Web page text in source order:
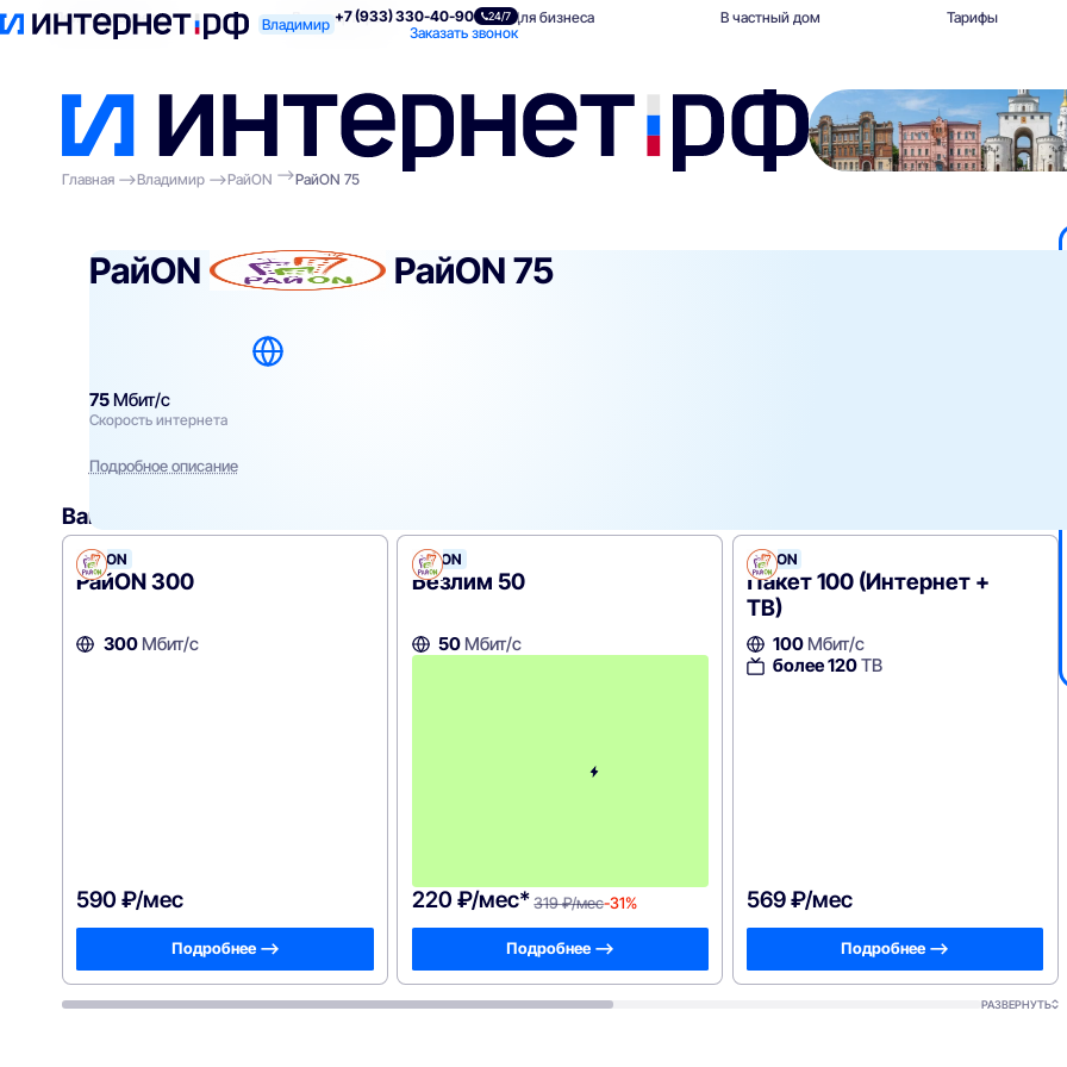
Владимир +7 (933) 330-40-90 24/7
Заказать звонок
Поиск по адресу Для квартиры Для бизнеса В частный дом Тарифы
Главная
Владимир РайON РайON 75
РайON РайON 75
75Мбит/с
Скорость интернета
Подробное описание
Вам могут подойти
РайON
РайON 300
300Мбит/с
590 ₽/мес
Подробнее —>
РайON
Безлим 50
50 Мбит/с
П
220 ₽/мес* 319 ₽/мес-31%
Подробнее —>
РайON
Пакет 100 (Интернет +
ТВ)
100 Мбит/с
более 120ТВ
569 ₽/мес
Подробнее —>
РАЗВЕРНУТЬ